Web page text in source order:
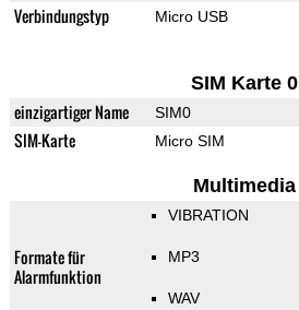
Verbindungstyp Micro USB
SIM Karte 0
einzigartiger Name SIM0
SIM-Karte Micro SIM
Multimedia
Formate für
Alarmfunktion
VIBRATION
MP3
WAV